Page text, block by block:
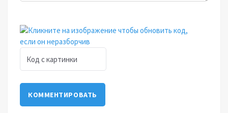
КОММЕНТИРОВАТЬ